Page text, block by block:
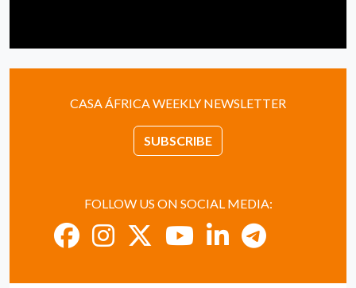
CASA ÁFRICA WEEKLY NEWSLETTER
SUBSCRIBE
FOLLOW US ON SOCIAL MEDIA: